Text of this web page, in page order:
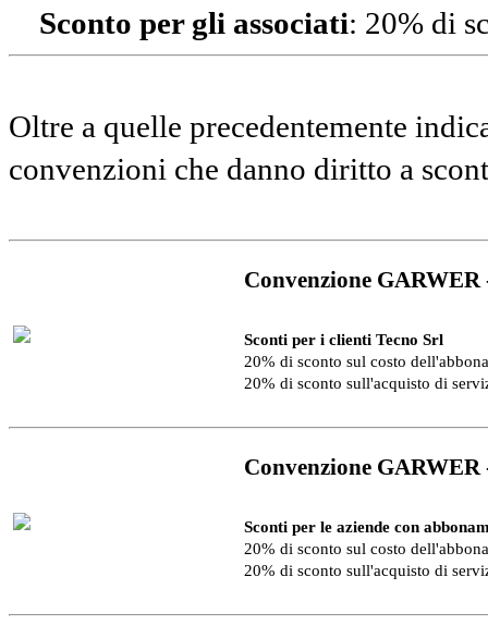
Sconto per gli associati: 20% di
Oltre a quelle precedentemente
convenzioni che danno diritto a
Convenzione
Sconti per i clienti Tecno Srl
20% di sconto sul costo
20% di sconto sull'acquisto di
Convenzione
Sconti per le aziende con
20% di sconto sul costo
20% di sconto sull'acquisto di